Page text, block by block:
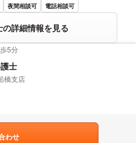
夜間相談可 電話相談可
詳細情報を見る
5分
士
橋支店
わせ